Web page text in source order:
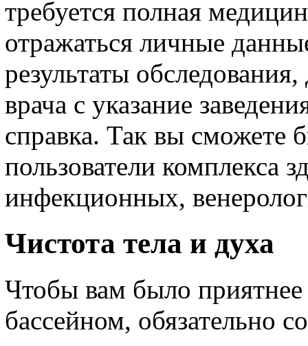
требуется полная
отражаться личные
результаты
врача с указание
справка. Так вы сможете
пользователи комплекса
инфекционных,
Чистота тела и духа
Чтобы вам было приятнее
бассейном, обязательно